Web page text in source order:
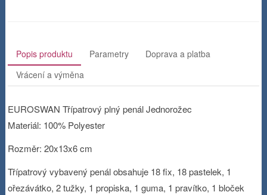
Popis produktu Parametry
Doprava a platba
Vrácení a výměna
EUROSWAN Třípatrový plný penál Jednorožec
Materiál: 100% Polyester
Rozměr: 20x13x6 cm
Třípatrový vybavený penál obsahuje 18 fix, 18 pastelek, 1
ořezávátko, 2 tužky, 1 propiska, 1 guma, 1 pravítko, 1 bloček